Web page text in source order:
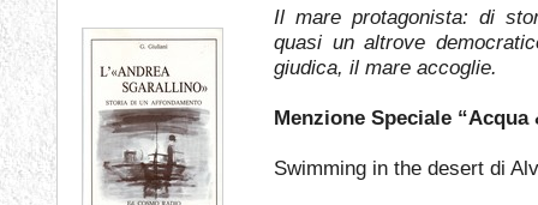
Il mare protagonista: di
quasi un altrove
giudica, il mare accoglie.
Menzione Speciale “Acqua
Swimming in the desert di